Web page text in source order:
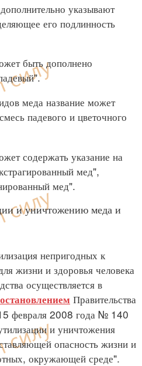
указывают
его подлинность
быть дополнено
меда название может
падевого и цветочного
содержать указание на
мед",
мед".
и уничтожению меда и
непригодных к
жизни и здоровья человека
осуществляется в
Правительства
февраля 2008 года № 140
и уничтожения
опасность жизни и
окружающей среде".